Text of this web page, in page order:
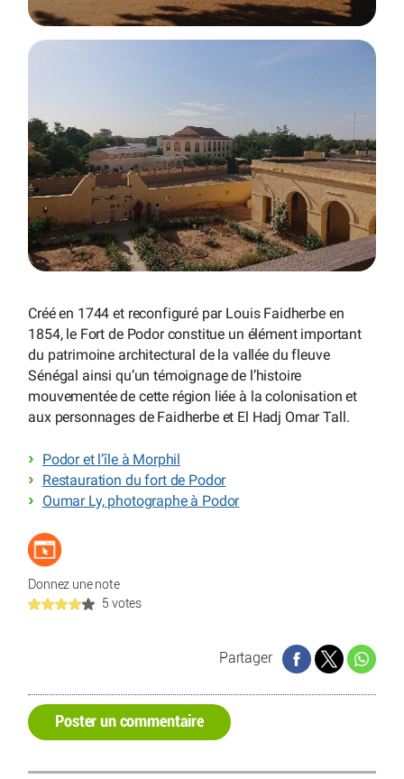
Créé en 1744 et reconfiguré par Louis Faidherbe en
1854, le Fort de Podor constitue un élément important
du patrimoine architectural de la vallée du fleuve
Sénégal ainsi qu’un témoignage de l’histoire
mouvementée de cette région liée à la colonisation et
aux personnages de Faidherbe et El Hadj Omar Tall.
Podor et l’île à Morphil
Restauration du fort de Podor
Oumar Ly, photographe à Podor
Donnez une note
5 votes
Partager
Poster un commentaire